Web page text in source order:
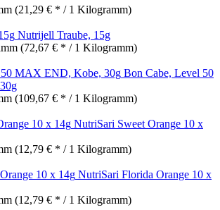
(21,29 € * / 1 Kilogramm)
Nutrijell Traube, 15g
(72,67 € * / 1 Kilogramm)
Bon Cabe, Level 50
(109,67 € * / 1 Kilogramm)
NutriSari Sweet Orange 10 x
(12,79 € * / 1 Kilogramm)
NutriSari Florida Orange 10 x
(12,79 € * / 1 Kilogramm)